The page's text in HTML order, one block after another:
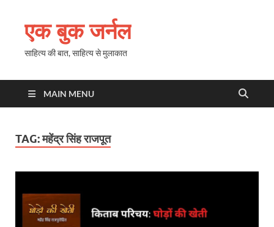
एक बुक जर्नल
साहित्य की बात, साहित्य से मुलाकात
MAIN MENU
TAG:महेंद्र सिंह राजपूत